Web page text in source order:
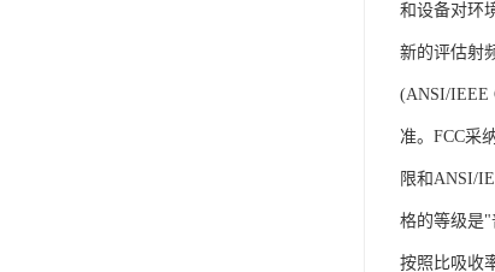
和设备对环
新的评估射
(ANSI/IEEE
准。FCC采
限和ANSI/
格的等级是"
按照比吸收